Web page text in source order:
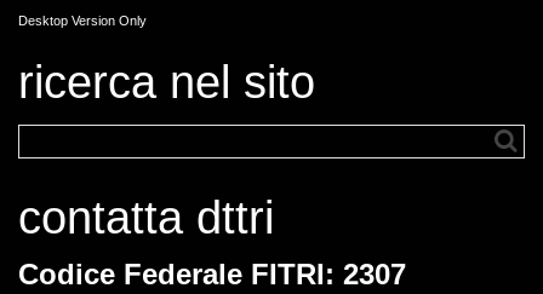
Desktop Version Only
ricerca nel sito
contatta dttri
Codice Federale FITRI: 2307